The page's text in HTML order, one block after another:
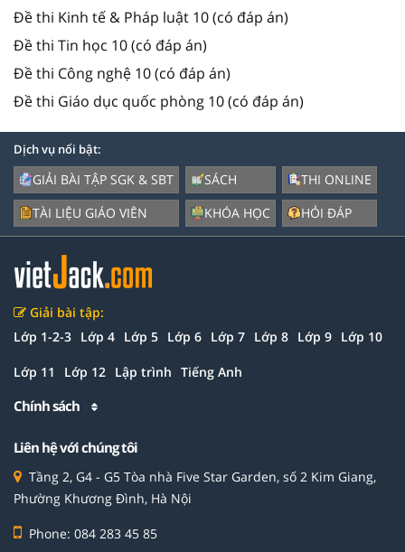
Đề thi Kinh tế & Pháp luật 10 (có đáp án)
Đề thi Tin học 10 (có đáp án)
Đề thi Công nghệ 10 (có đáp án)
Đề thi Giáo dục quốc phòng 10 (có đáp án)
Dịch vụ nổi bật:
GIẢI BÀI TẬP SGK & SBT
TÀI LIỆU GIÁO VIÊN
SÁCH
KHÓA HỌC
THI ONLINE
HỎI ĐÁP
Giải bài tập:
Lớp 1-2-3 Lớp 4 Lớp 5 Lớp 6 Lớp 7 Lớp 8 Lớp 9 Lớp 10
Lớp 11 Lớp 12 Lập trình Tiếng Anh
Chính sách
Liên hệ với chúng tôi
Tầng 2, G4 - G5 Tòa nhà Five Star Garden, số 2 Kim Giang,
Phường Khương Đình, Hà Nội
Phone: 084 283 45 85